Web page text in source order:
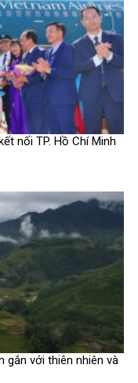
nối TP. Hồ Chí Minh
gắn với thiên nhiên và